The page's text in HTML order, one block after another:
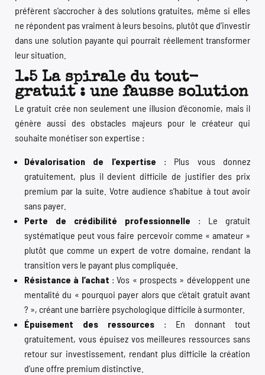
préfèrent s’accrocher à des solutions gratuites, même si elles
ne répondent pas vraiment à leurs besoins, plutôt que d’investir
dans une solution payante qui pourrait réellement transformer
leur situation.
1.5 La spirale du tout-
gratuit : une fausse solution
Le gratuit crée non seulement une illusion d’économie, mais il
génère aussi des obstacles majeurs pour le créateur qui
souhaite monétiser son expertise :
Dévalorisation de l’expertise : Plus vous donnez
gratuitement, plus il devient difficile de justifier des prix
premium par la suite. Votre audience s’habitue à tout avoir
sans payer.
Perte de crédibilité professionnelle : Le gratuit
systématique peut vous faire percevoir comme « amateur »
plutôt que comme un expert de votre domaine, rendant la
transition vers le payant plus compliquée.
Résistance à l’achat : Vos « prospects » développent une
mentalité du « pourquoi payer alors que c’était gratuit avant
? », créant une barrière psychologique difficile à surmonter.
Épuisement des ressources : En donnant tout
gratuitement, vous épuisez vos meilleures ressources sans
retour sur investissement, rendant plus difficile la création
d’une offre premium distinctive.